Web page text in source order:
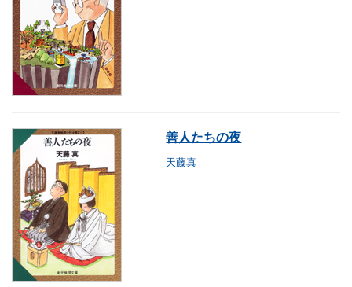
善人たちの夜
天藤真